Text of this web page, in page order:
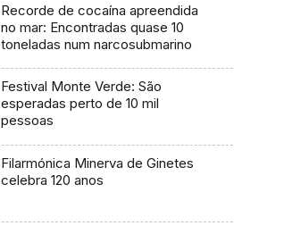
Recorde de cocaína apreendida
no mar: Encontradas quase 10
toneladas num narcosubmarino
Festival Monte Verde: São
esperadas perto de 10 mil
pessoas
Filarmónica Minerva de Ginetes
celebra 120 anos